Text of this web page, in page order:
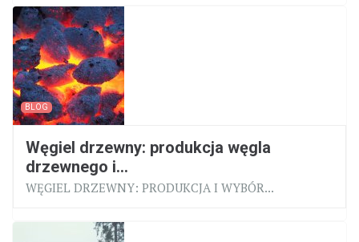
BLOG
Węgiel drzewny: produkcja węgla
drzewnego i...
WĘGIEL DRZEWNY: PRODUKCJA I WYBÓR...